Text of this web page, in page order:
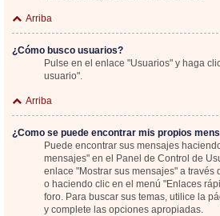
Arriba
¿Cómo busco usuarios?
Pulse en el enlace "Usuarios" y haga
usuario".
Arriba
¿Como se puede encontrar mis propios
Puede encontrar sus mensajes
mensajes" en el Panel de Control de
enlace "Mostrar sus mensajes" a
o haciendo clic en el menú "Enlaces
foro. Para buscar sus temas, utilice la
y complete las opciones apropiadas.